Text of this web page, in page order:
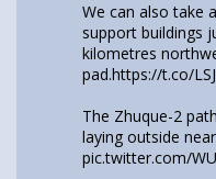
We can also take
support buildings
kilometres
pad.https://t.co/
The Zhuque-2
laying outside
pic.twitter.com/